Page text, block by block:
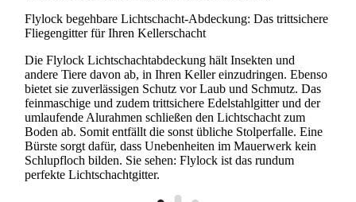
Flylock begehbare Lichtschacht-Abdeckung: Das trittsichere
Fliegengitter für Ihren Kellerschacht
Die Flylock Lichtschachtabdeckung hält Insekten und
andere Tiere davon ab, in Ihren Keller einzudringen. Ebenso
bietet sie zuverlässigen Schutz vor Laub und Schmutz. Das
feinmaschige und zudem trittsichere Edelstahlgitter und der
umlaufende Alurahmen schließen den Lichtschacht zum
Boden ab. Somit entfällt die sonst übliche Stolperfalle. Eine
Bürste sorgt dafür, dass Unebenheiten im Mauerwerk kein
Schlupfloch bilden. Sie sehen: Flylock ist das rundum
perfekte Lichtschachtgitter.